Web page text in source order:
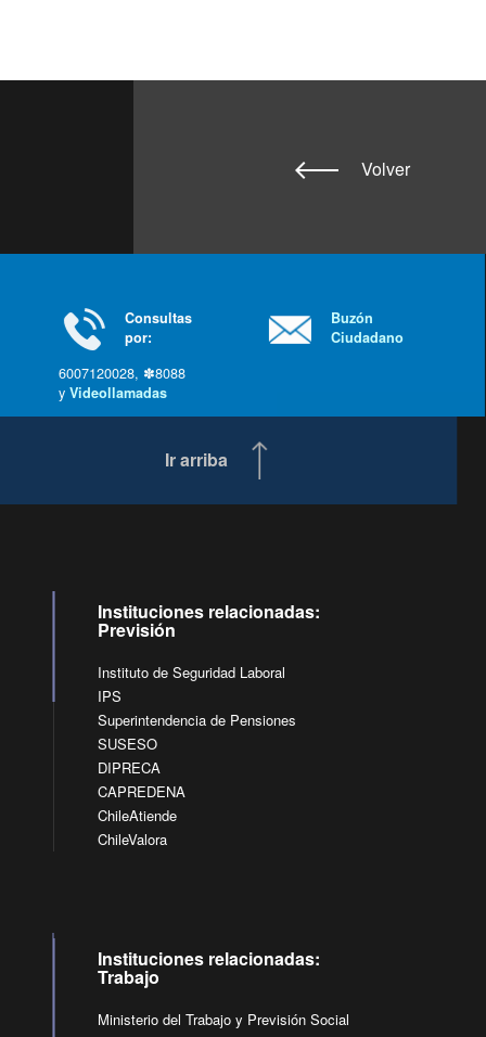
Volver
Consultas
por:
6007120028, ✽8088
yVideollamadas
Buzón
Ciudadano
Ir arriba
Instituciones relacionadas:
Previsión
Instituto de Seguridad Laboral
IPS
Superintendencia de Pensiones
SUSESO
DIPRECA
CAPREDENA
ChileAtiende
ChileValora
Instituciones relacionadas:
Trabajo
Ministerio del Trabajo y Previsión Social